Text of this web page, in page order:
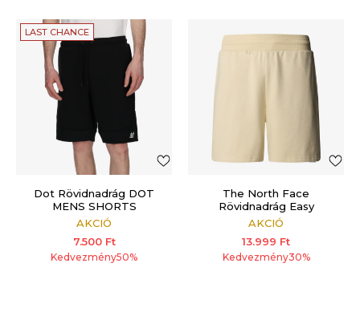
LAST CHANCE
Dot Rövidnadrág DOT
MENS SHORTS
AKCIÓ
7.500 Ft
Kedvezmény50%
The North Face
Rövidnadrág Easy
AKCIÓ
13.999 Ft
Kedvezmény30%